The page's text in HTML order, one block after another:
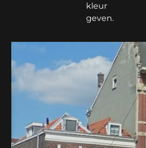
kleur
geven.